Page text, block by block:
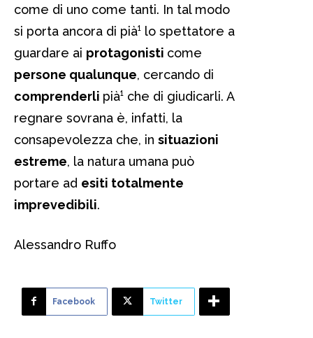
come di uno come tanti. In tal modo
si porta ancora di pià¹ lo spettatore a
guardare ai protagonisti come
persone qualunque, cercando di
comprenderli pià¹ che di giudicarli. A
regnare sovrana è, infatti, la
consapevolezza che, in situazioni
estreme, la natura umana può
portare ad esiti totalmente
imprevedibili.
Alessandro Ruffo
Facebook Twitter